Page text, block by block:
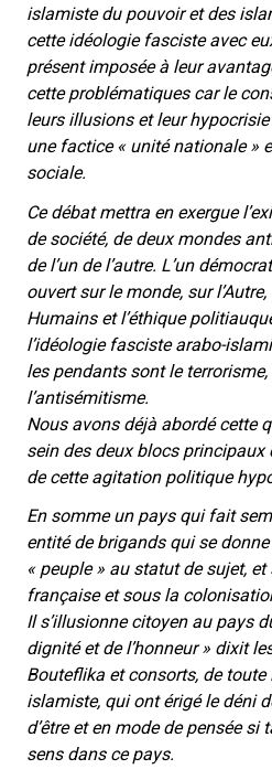
islamiste du pouvoir et des
cette idéologie fasciste avec
présent imposée à leur
cette problématiques car le
leurs illusions et leur
une factice « unité nationale »
sociale.
Ce débat mettra en exergue
de société, de deux mondes
de l’un de l’autre. L’un
ouvert sur le monde, sur
Humains et l’éthique
l’idéologie fasciste arabo-
les pendants sont le
l’antisémitisme.
Nous avons déjà abordé cette
sein des deux blocs principaux
de cette agitation politique
En somme un pays qui fait
entité de brigands qui se
« peuple » au statut de sujet,
française et sous la
Il s’illusionne citoyen au pays
dignité et de l’honneur » dixit
Bouteflika et consorts, de
islamiste, qui ont érigé le déni
d’être et en mode de pensée
sens dans ce pays.